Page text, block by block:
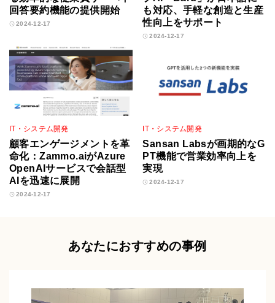
回答要約機能の提供開始
2024-12-17
も対応、手軽な創造と生産
性向上をサポート
2024-12-17
IT・システム開発
顧客エンゲージメントを革
命化：Zammo.aiがAzure
OpenAIサービスで会話型
AIを迅速に展開
2024-12-17
IT・システム開発
Sansan Labsが画期的なG
PT機能で営業効率向上を
実現
2024-12-17
あなたにおすすめの事例